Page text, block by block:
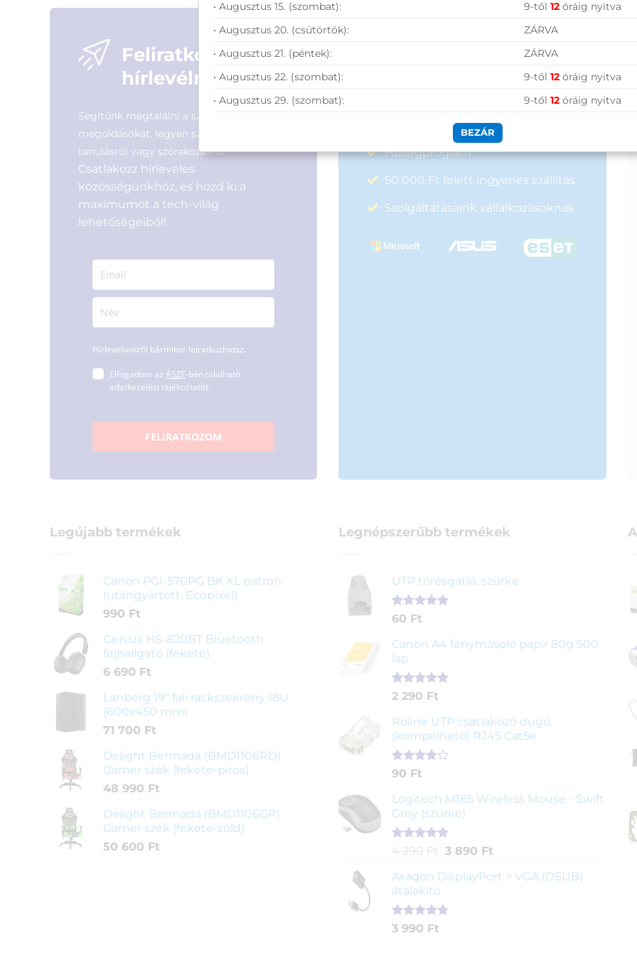
Azonosító:27215
6 390
Feliratkozás
hírlevélre
Segítünk megtalálni a számodra legjobb
megoldásokat, legyen szó munkáról,
tanulásról vagy szórakozásról!
Csatlakozz hírleveles
közösségünkhöz, és hozd ki a
maximumot a tech-világ
lehetőségeiből!
Hírlevelünkről bármikor leiratkozhatsz.
Elfogadom az ÁSZF-ben található
adatkezelési tájékoztatót.
FELIRATKOZOM
Vásárolj nálunk!
Garanciavállalás
Hűségprogram
50 000 Ft felett ingyenes szállítás
Szolgáltatásaink vállalkozásoknak
Legújabb termékek
Canon PGI-570PG BK XL patron
(utángyártott, Ecopixel)
990 Ft
Genius HS-820BT Bluetooth
fejhallgató (fekete)
6 690 Ft
Lanberg 19" fali rackszekrény 18U
(600x450 mm)
71 700 Ft
Delight Bermada (BMD1106RD)
Gamer szék (fekete-piros)
48 990 Ft
Delight Bermada (BMD1106GR)
Gamer szék (fekete-zöld)
50 600 Ft
Legnépszerűbb termékek
UTP törésgátló, szürke
Értékelés
ből,
1
értékelés
alapján
60 Ft
Canon A4 fénymásoló papír 80g 500
lap
Értékelés
ből,
2
értékelés
alapján
2 290 Ft
Roline UTP csatlakozó dugó
(krimpelhető) RJ45 Cat5e
Értékelés
5-ből,
2
értékelés
alapján
90 Ft
Logitech M185 Wireless Mouse - Swift
Grey (szürke)
Értékelés
ből,
1
értékelés
alapján
4 290 Ft Original
was:
290 Ft.
3 890 FtCurrent
is:
Axagon DisplayPort > VGA (DSUB)
átalakító
Értékelés
1
3 990 Ft
• Augusztus 15. (szombat):
9-től 12óráig nyitva
• Augusztus 20. (csütörtök):
ZÁRVA
• Augusztus 21. (péntek):
ZÁRVA
• Augusztus 22. (szombat):
9-től 12óráig nyitva
• Augusztus 29. (szombat):
9-től 12óráig nyitva
BEZÁR